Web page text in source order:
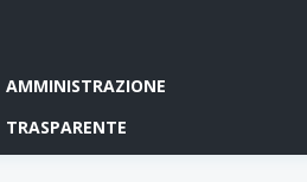
AMMINISTRAZIONE
TRASPARENTE